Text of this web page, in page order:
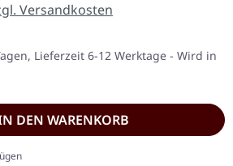
Versandkosten
Lieferzeit 6-12 Werktage - Wird in
DEN WARENKORB